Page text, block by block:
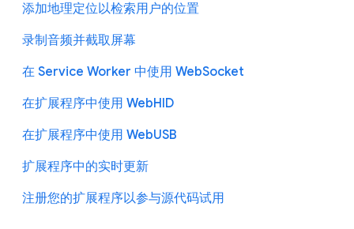
添加地理定位以检索用户的位置
录制音频并截取屏幕
在 Service Worker 中使用 WebSocket
在扩展程序中使用 WebHID
在扩展程序中使用 WebUSB
扩展程序中的实时更新
注册您的扩展程序以参与源代码试用